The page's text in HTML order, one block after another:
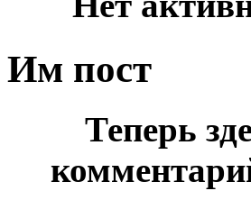
Им пост
Теперь